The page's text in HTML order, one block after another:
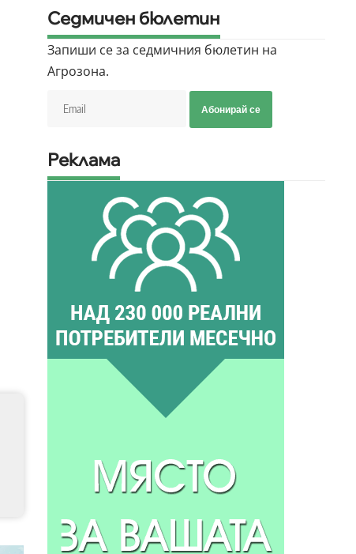
Седмичен бюлетин
Запиши се за седмичния бюлетин на
Агрозона.
Абонирай се
Реклама